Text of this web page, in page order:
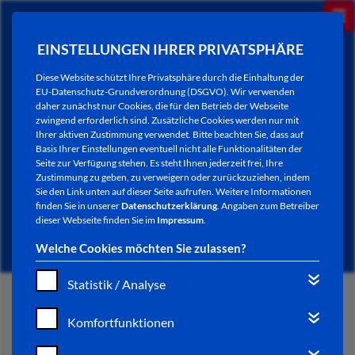
EINSTELLUNGEN IHRER PRIVATSPHÄRE
Diese Website schützt Ihre Privatsphäre durch die Einhaltung der
EU-Datenschutz-Grundverordnung (DSGVO). Wir verwenden
daher zunächst nur Cookies, die für den Betrieb der Webseite
zwingend erforderlich sind. Zusätzliche Cookies werden nur mit
Ihrer aktiven Zustimmung verwendet. Bitte beachten Sie, dass auf
Basis Ihrer Einstellungen eventuell nicht alle Funktionalitäten der
Seite zur Verfügung stehen. Es steht Ihnen jederzeit frei, Ihre
Zustimmung zu geben, zu verweigern oder zurückzuziehen, indem
Sie den Link unten auf dieser Seite aufrufen. Weitere Informationen
finden Sie in unsererDatenschutzerklärung. Angaben zum Betreiber
dieser Webseite finden Sie im Impressum.
Welche Cookies möchten Sie zulassen?
Statistik / Analyse
Komfortfunktionen
NEWSLETTER / CITY LETTER
START